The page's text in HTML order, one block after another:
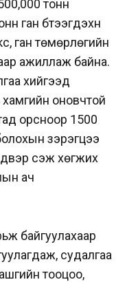
тонн
ган бүтээгдэхүүн
ган төмөрлөгийн
ажиллаж байна.
хийгээд
хамгийн оновчтой
орсноор 1500
зэрэгцээ
үүсэж хөгжих
ач
байгуулахаар
судалгаа
тооцоо,